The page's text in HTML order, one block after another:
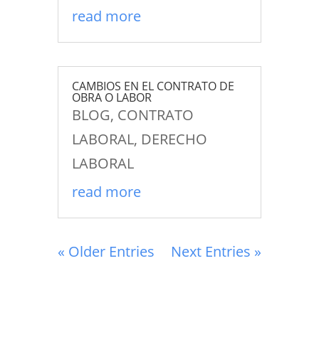
read more
CAMBIOS EN EL CONTRATO DE
OBRA O LABOR
BLOG, CONTRATO
LABORAL, DERECHO
LABORAL
read more
« Older Entries Next Entries »